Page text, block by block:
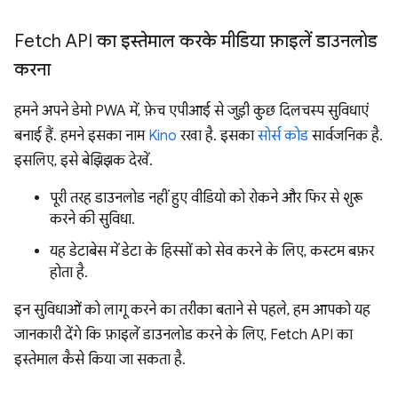
Fetch API का इस्तेमाल करके मीडिया फ़ाइलें डाउनलोड
करना
हमने अपने डेमो PWA में, फ़ेच एपीआई से जुड़ी कुछ दिलचस्प सुविधाएं
बनाई हैं. हमने इसका नाम Kino रखा है. इसकासोर्स कोडसार्वजनिक है.
इसलिए, इसे बेझिझक देखें.
पूरी तरह डाउनलोड नहीं हुए वीडियो को रोकने और फिर से शुरू
करने की सुविधा.
यह डेटाबेस में डेटा के हिस्सों को सेव करने के लिए, कस्टम बफ़र
होता है.
इन सुविधाओं को लागू करने का तरीका बताने से पहले, हम आपको यह
जानकारी देंगे कि फ़ाइलें डाउनलोड करने के लिए, Fetch API का
इस्तेमाल कैसे किया जा सकता है.